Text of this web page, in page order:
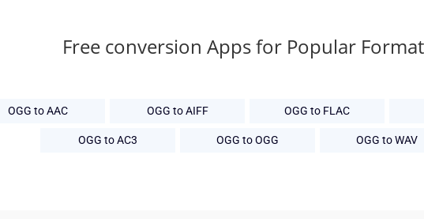
Free conversion Apps for Popular
OGG to AAC OGG to AIFF OGG to FLAC
OGG to AC3 OGG to OGG OGG to WAV